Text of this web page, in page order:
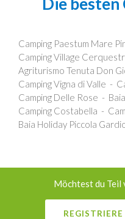
Camping Paestum Mare
Camping Village
Agriturismo Tenuta Don
Camping Vigna di Valle
Camping Delle Rose
Camping Costabella
Baia Holiday Piccola
Möchtest du Teil